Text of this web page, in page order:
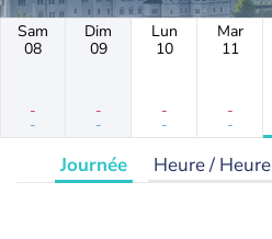
Sam
08
-
-
Dim
09
-
-
Lun
10
-
-
Mar
11
-
-
Journée Heure / Heure